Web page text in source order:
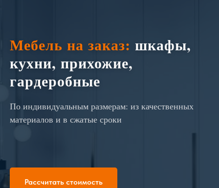
Мебель на заказ: шкафы,
кухни, прихожие,
гардеробные
По индивидуальным размерам: из качественных
материалов и в сжатые сроки
Рассчитать стоимость